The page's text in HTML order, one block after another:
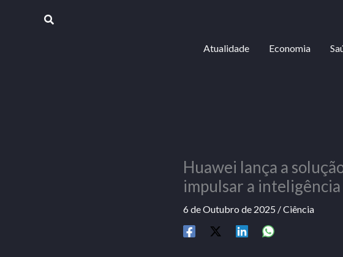
Procurar
Atualidade Economia
Huawei lança a
impulsar a
6 de Outubro de 2025 /Ciência